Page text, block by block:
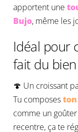
apportent une
Bujo, même les
Idéal pour
fait du bien
🍄 Un croissant
Tu composes
comme un
recentre, ça te